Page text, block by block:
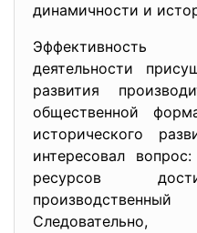
динамичности и
Эффективность
деятельности
развития
общественной
исторического
интересовал
ресурсов